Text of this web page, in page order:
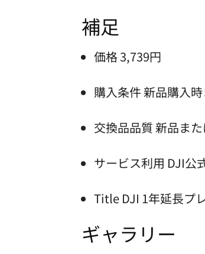
補足
価格 3,739円
購入条件 新品購入
交換品品質 新品ま
サービス利用 DJI公
Title DJI 1年延長プ
ギャラリー